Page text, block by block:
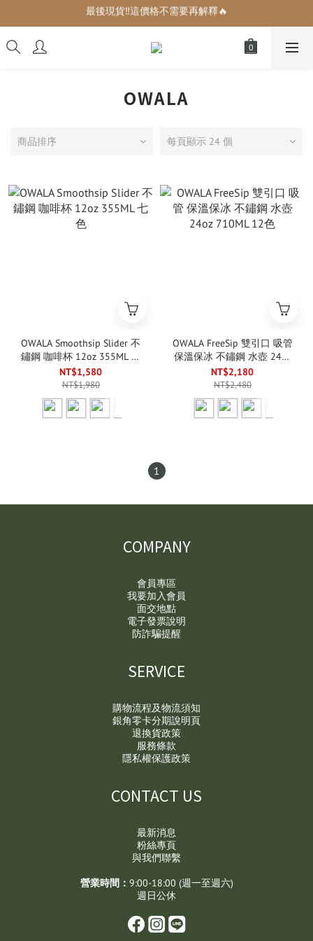
增加生活儀式感的小可愛們🎀
最後現貨‼️這價格不需要再解釋🔥
OWALA
商品排序 每頁顯示 24 個
OWALA Smoothsip Slider 不
鏽鋼 咖啡杯 12oz 355ML 七
色
NT$1,580
NT$1,980
OWALA FreeSip 雙引口 吸管
保溫保冰 不鏽鋼 水壺 24oz
710ML 12色
NT$2,180
NT$2,480
1
COMPANY
會員專區
我要加入會員
面交地點
電子發票說明
防詐騙提醒
SERVICE
購物流程及物流須知
銀角零卡分期說明頁
退換貨政策
服務條款
隱私權保護政策
CONTACT US
最新消息
粉絲專頁
與我們聯繫
營業時間： 9:00-18:00 (週一至週六)
週日公休